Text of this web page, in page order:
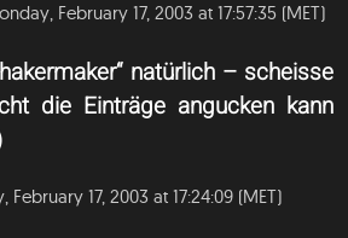
February 17, 2003 at 17:57:35 (MET)
natürlich – scheisse
die Einträge angucken kann
17, 2003 at 17:24:09 (MET)